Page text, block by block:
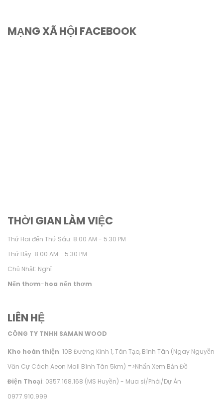
MẠNG XÃ HỘI FACEBOOK
THỜI GIAN LÀM VIỆC
Thứ Hai đến Thứ Sáu: 8.00 AM - 5.30 PM
Thứ Bảy: 8.00 AM - 5.30 PM
Chủ Nhật: Nghỉ
Nến thơm-hoa nến thơm
LIÊN HỆ
CÔNG TY TNHH SAMAN WOOD
Kho hoàn thiện: 10B Đường Kinh 1, Tân Tạo, Bình Tân (Ngay Nguyễn
Văn Cự Cách Aeon Mall Bình Tân 5km) =>Nhấn Xem Bản Đồ
Điện Thoại: 0357.168.168 (MS Huyền) - Mua sỉ/Phôi/Dự Án
0977.910.999